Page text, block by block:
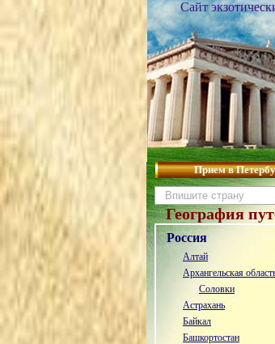
Сайт
Прием в
География
Россия
Алтай
Архангельская
Соловки
Астрахань
Байкал
Башкортостан